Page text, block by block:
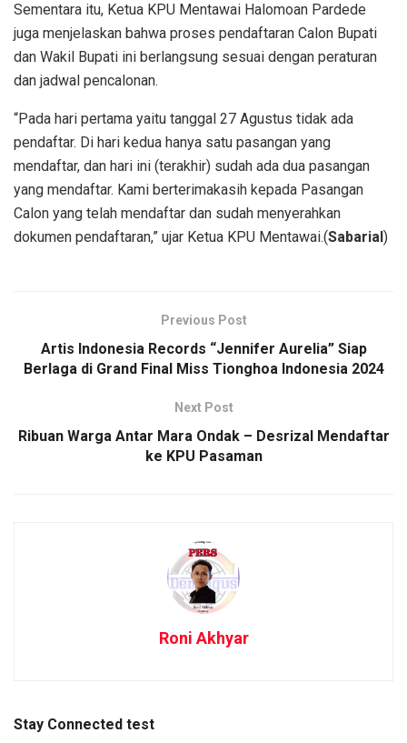
Sementara itu, Ketua KPU Mentawai Halomoan Pardede
juga menjelaskan bahwa proses pendaftaran Calon Bupati
dan Wakil Bupati ini berlangsung sesuai dengan peraturan
dan jadwal pencalonan.
“Pada hari pertama yaitu tanggal 27 Agustus tidak ada
pendaftar. Di hari kedua hanya satu pasangan yang
mendaftar, dan hari ini (terakhir) sudah ada dua pasangan
yang mendaftar. Kami berterimakasih kepada Pasangan
Calon yang telah mendaftar dan sudah menyerahkan
dokumen pendaftaran,” ujar Ketua KPU Mentawai.(Sabarial)
Previous Post
Artis Indonesia Records “Jennifer Aurelia” Siap
Berlaga di Grand Final Miss Tionghoa Indonesia 2024
Next Post
Ribuan Warga Antar Mara Ondak – Desrizal Mendaftar
ke KPU Pasaman
Roni Akhyar
Stay Connected test